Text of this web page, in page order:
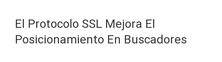
El Protocolo SSL Mejora El
Posicionamiento En Buscadores